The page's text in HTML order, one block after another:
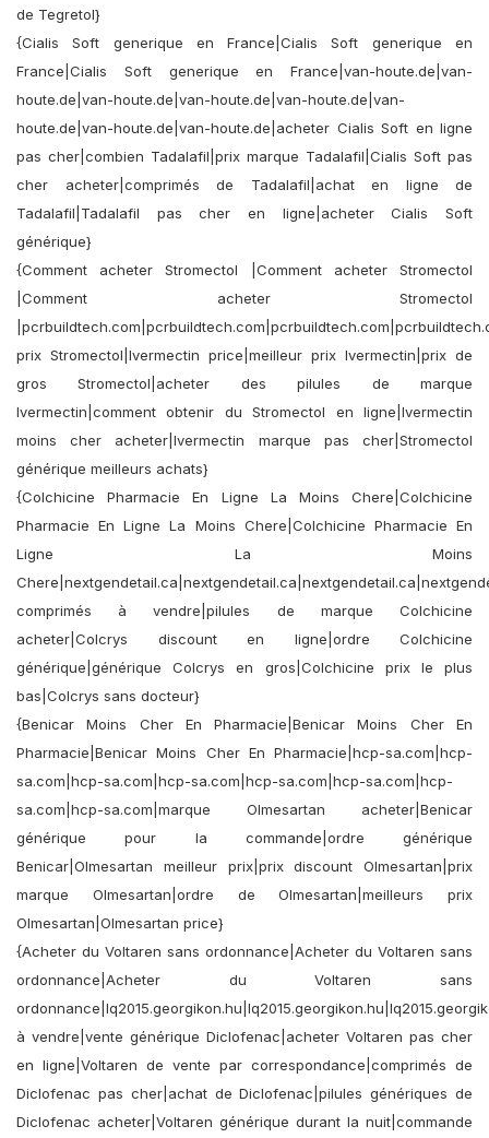
de Tegretol}
{Cialis Soft generique en France|Cialis Soft generique en
France|Cialis Soft generique en France|van-houte.de|van-
houte.de|van-houte.de|van-houte.de|van-houte.de|van-
houte.de|van-houte.de|van-houte.de|acheter Cialis Soft en ligne
pas cher|combien Tadalafil|prix marque Tadalafil|Cialis Soft pas
cher acheter|comprimés de Tadalafil|achat en ligne de
Tadalafil|Tadalafil pas cher en ligne|acheter Cialis Soft
générique}
{Comment acheter Stromectol |Comment acheter Stromectol
|Comment acheter Stromectol
prix Stromectol|Ivermectin price|meilleur prix Ivermectin|prix de
gros Stromectol|acheter des pilules de marque
Ivermectin|comment obtenir du Stromectol en ligne|Ivermectin
moins cher acheter|Ivermectin marque pas cher|Stromectol
générique meilleurs achats}
{Colchicine Pharmacie En Ligne La Moins Chere|Colchicine
Pharmacie En Ligne La Moins Chere|Colchicine Pharmacie En
Ligne La Moins
comprimés à vendre|pilules de marque Colchicine
acheter|Colcrys discount en ligne|ordre Colchicine
générique|générique Colcrys en gros|Colchicine prix le plus
bas|Colcrys sans docteur}
{Benicar Moins Cher En Pharmacie|Benicar Moins Cher En
Pharmacie|Benicar Moins Cher En Pharmacie|hcp-sa.com|hcp-
sa.com|hcp-sa.com|hcp-sa.com|hcp-sa.com|hcp-sa.com|hcp-
sa.com|hcp-sa.com|marque Olmesartan acheter|Benicar
générique pour la commande|ordre générique
Benicar|Olmesartan meilleur prix|prix discount Olmesartan|prix
marque Olmesartan|ordre de Olmesartan|meilleurs prix
Olmesartan|Olmesartan price}
{Acheter du Voltaren sans ordonnance|Acheter du Voltaren sans
ordonnance|Acheter du Voltaren sans
à vendre|vente générique Diclofenac|acheter Voltaren pas cher
en ligne|Voltaren de vente par correspondance|comprimés de
Diclofenac pas cher|achat de Diclofenac|pilules génériques de
Diclofenac acheter|Voltaren générique durant la nuit|commande